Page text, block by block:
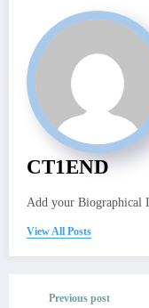
CT1END
Add your Biographical
View All Posts
Previous post